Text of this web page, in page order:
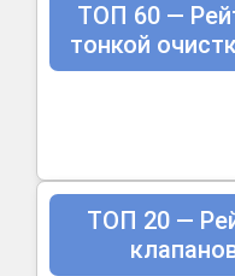
ТОП 60 —
тонкой
ТОП 20 —